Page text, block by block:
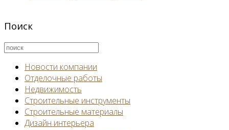
Поиск
Новости компании
Отделочные работы
Недвижимость
Строительные инструменты
Строительные материалы
Дизайн интерьера